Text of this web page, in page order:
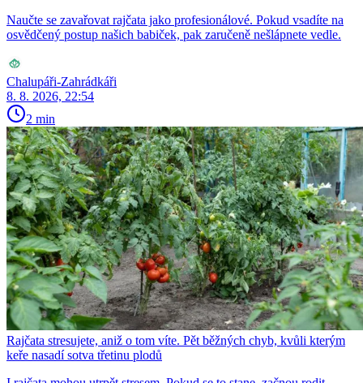
Naučte se zavařovat rajčata jako profesionálové. Pokud vsadíte na
osvědčený postup našich babiček, pak zaručeně nešlápnete vedle.
Chalupáři-Zahrádkáři
8. 8. 2026, 22:54
2 min
Rajčata stresujete, aniž o tom víte. Pět běžných chyb, kvůli kterým
keře nasadí sotva třetinu plodů